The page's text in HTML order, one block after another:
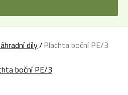
díly Plachta boční PE/3